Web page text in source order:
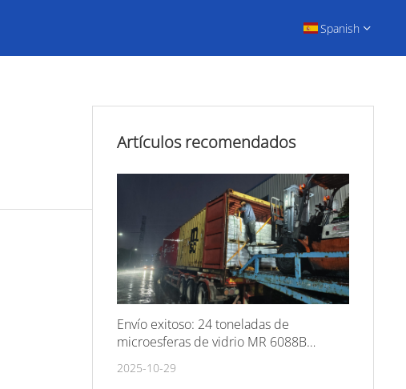
Spanish
Artículos recomendados
Envío exitoso: 24 toneladas de
microesferas de vidrio MR 6088B
2025-10-29